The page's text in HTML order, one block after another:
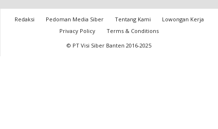
Redaksi Pedoman Media Siber Tentang Kami
Lowongan Kerja
Privacy Policy
Terms & Conditions
© PT Visi Siber Banten 2016-2025